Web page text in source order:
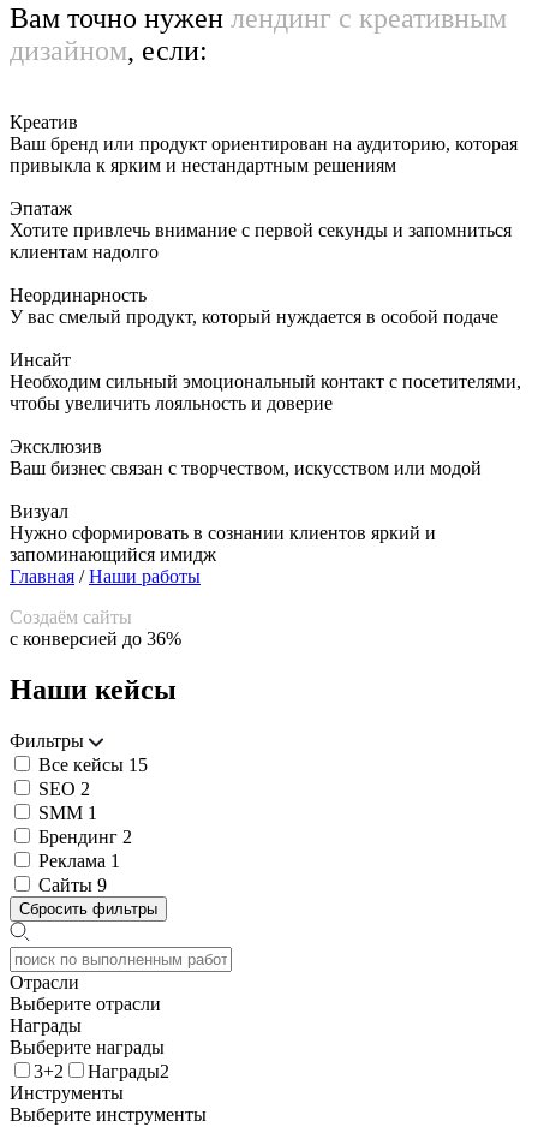
Вам точно нужен лендинг с креативным
дизайном, если:
Креатив
Ваш бренд или продукт ориентирован на аудиторию, которая
привыкла к ярким и нестандартным решениям
Эпатаж
Хотите привлечь внимание с первой секунды и запомниться
клиентам надолго
Неординарность
У вас смелый продукт, который нуждается в особой подаче
Инсайт
Необходим сильный эмоциональный контакт с посетителями,
чтобы увеличить лояльность и доверие
Эксклюзив
Ваш бизнес связан с творчеством, искусством или модой
Визуал
Нужно сформировать в сознании клиентов яркий и
запоминающийся имидж
Главная /Наши работы
Создаём сайты
с конверсией до 36%
Наши кейсы
Фильтры
Все кейсы 15
SEO 2
SMM 1
Брендинг 2
Реклама 1
Сайты 9
Сбросить фильтры
Отрасли
Выберите отрасли
Награды
Выберите награды
3+2
Награды2
Инструменты
Выберите инструменты